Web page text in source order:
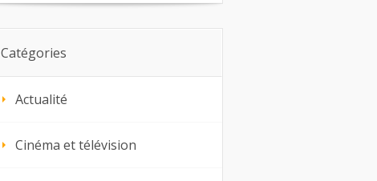
Catégories
Actualité
Cinéma et télévision